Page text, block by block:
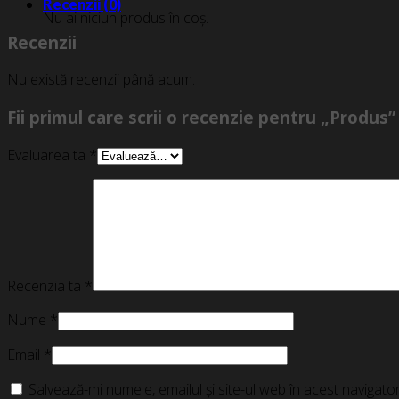
Nu ai niciun produs în coș.
Recenzii (0)
Recenzii
Nu există recenzii până acum.
Fii primul care scrii o recenzie pentru „Produs”
Evaluarea ta *
Recenzia ta *
Nume *
Email *
Salvează-mi numele, emailul și site-ul web în acest